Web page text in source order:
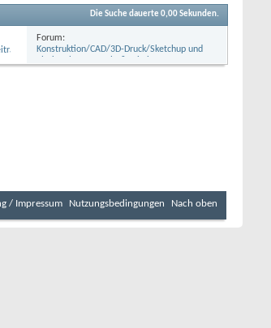
Die Suche dauerte 0,00Sekunden.
Forum:
Konstruktion/CAD/3D-Druck/Sketchup und
/ Impressum Nutzungsbedingungen Nach oben